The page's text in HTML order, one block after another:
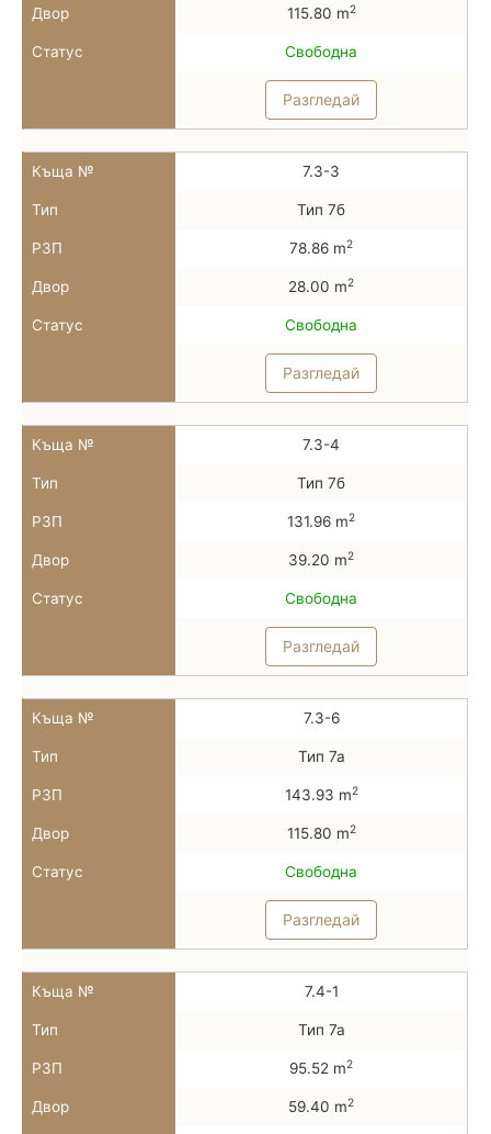
Двор 115.80 m2
Статус Свободна
Разгледай
Къща № 7.3-3
Тип Тип 7б
РЗП 78.86 m2
Двор 28.00 m2
Статус Свободна
Разгледай
Къща № 7.3-4
Тип Тип 7б
РЗП 131.96 m2
Двор 39.20 m2
Статус Свободна
Разгледай
Къща № 7.3-6
Тип Тип 7а
РЗП 143.93 m2
Двор 115.80 m2
Статус Свободна
Разгледай
Къща № 7.4-1
Тип Тип 7а
РЗП 95.52 m2
Двор 59.40 m2